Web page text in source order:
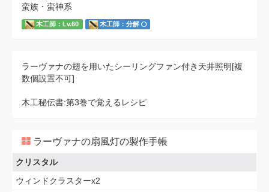
蛮族・蛮神系
木工師：Lv.60 木工師：分解
ラーヴァナの翅を用いたシーリングファン付き天井照明[複
数個設置不可]
木工秘伝書:第3巻で覚えるレシピ
ラーヴァナの扇風灯の製作手帳
クリスタル
ウィンドクラスターx2